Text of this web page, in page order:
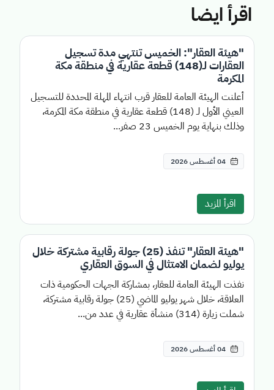
اقرأ ايضا
"هيئة العقار": الخميس تنتهي مدة تسجيل
العقارات لـ(148) قطعة عقارية في منطقة مكة
المكرمة
أعلنت الهيئة العامة للعقار قرب انتهاء المهلة المحددة للتسجيل
العيني الأول لـ (148) قطعة عقارية في منطقة مكة المكرمة،
وذلك بنهاية يوم الخميس 23 صفر...
04 أغسطس 2026
اقرأ المزيد
"هيئة العقار" تنفذ (25) جولة رقابية مشتركة خلال
يوليو لضمان الامتثال في السوق العقاري
نفذت الهيئة العامة للعقار، بمشاركة الجهات الحكومية ذات
العلاقة، خلال شهر يوليو الماضي (25) جولة رقابية مشتركة،
شملت زيارة (314) منشأة عقارية في عدد من...
04 أغسطس 2026